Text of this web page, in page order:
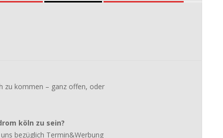
zu kommen – ganz offen, oder
köln zu sein?
bezüglich Termin&Werbung